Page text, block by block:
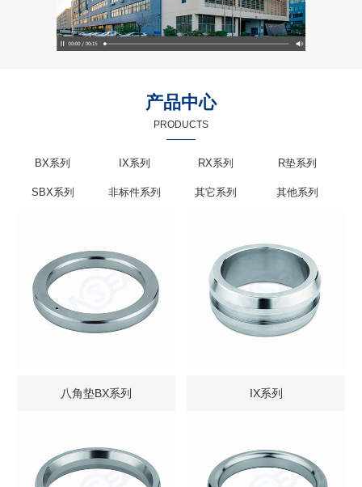
产品中心
PRODUCTS
BX系列 IX系列 RX系列 R垫系列
SBX系列 非标件系列 其它系列 其他系列
八角垫BX系列 IX系列